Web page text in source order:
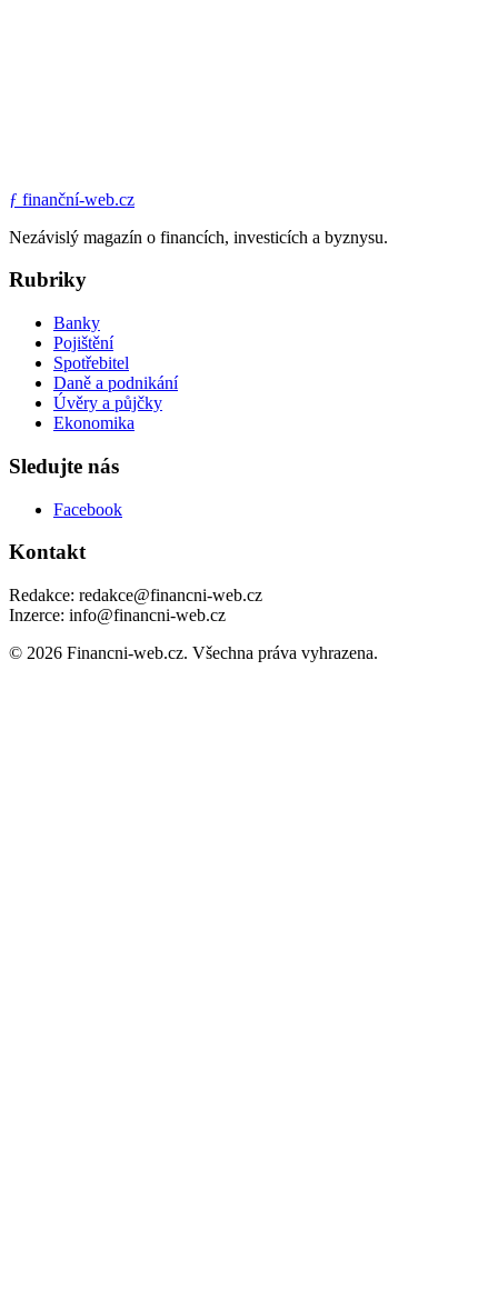
ƒ finanční-web.cz
Nezávislý magazín o financích, investicích a byznysu.
Rubriky
Banky
Pojištění
Spotřebitel
Daně a podnikání
Úvěry a půjčky
Ekonomika
Sledujte nás
Facebook
Kontakt
Redakce: redakce@financni-web.cz
Inzerce: info@financni-web.cz
© 2026 Financni-web.cz. Všechna práva vyhrazena.